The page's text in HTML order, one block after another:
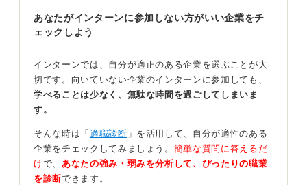
されます。
まずはチームが抱えていた具体的な課題を明確にするこ
とから始めて、あなたの果たした貢献を際立たせてくだ
さい。
メンバーの意見を整理したり、情報共有の仕組みを整え
たりといった、具体的な行動の質を細かく描くことが大
切になります。
あなたがインターンに参加しない方がいい企業をチ
ェックしよう
インターンでは、自分が適正のある企業を選ぶことが大
切です。向いていない企業のインターンに参加しても、
学べることは少なく、無駄な時間を過ごしてしまいま
す。
そんな時は「 適職診断 」を活用して、自分が適性のある
企業をチェックしてみましょう。 簡単な質問に答えるだ
けで、 あなたの強み・弱みを分析して、ぴったりの職業
を診断できます。